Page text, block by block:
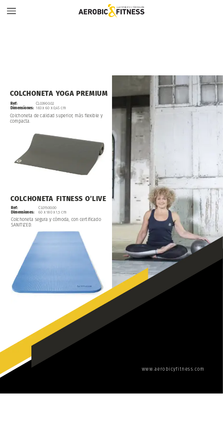
www.aerobicyfitness.com
COLCHONETA YOGA PREMIUM
Ref:
Dimensiones:
CL03900.02
183 x 60 x 0,45 cm
COLCHONETA FITNESS O’LIVE
Ref:
Dimensiones:
CL01500.00
60 x 180 x 1,5 cm
Colchoneta de calidad superior, más flexible y
compacta.
Colchoneta segura y cómoda, con certificado
SANITIZED.